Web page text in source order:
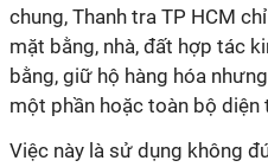
chung, Thanh tra TP HCM
mặt bằng, nhà, đất hợp tác
bằng, giữ hộ hàng hóa
một phần hoặc toàn bộ diện
Việc này là sử dụng không